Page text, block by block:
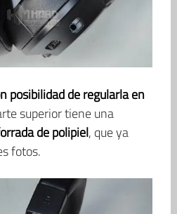
posibilidad de regularla en
superior tiene una
de polipiel, que ya
fotos.